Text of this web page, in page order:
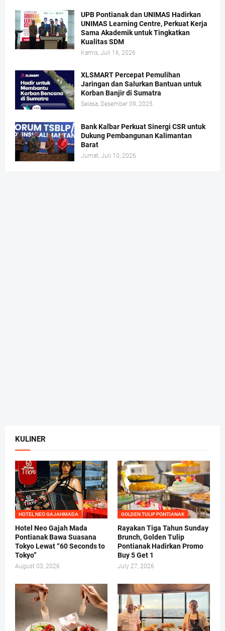
UPB Pontianak dan UNIMAS Hadirkan
UNIMAS Learning Centre, Perkuat Kerja
Sama Akademik untuk Tingkatkan
Kualitas SDM
Kamis, Juli 16, 2026
XLSMART Percepat Pemulihan
Jaringan dan Salurkan Bantuan untuk
Korban Banjir di Sumatra
Selasa, Desember 09, 2025
Bank Kalbar Perkuat Sinergi CSR untuk
Dukung Pembangunan Kalimantan
Barat
Jumat, Juli 10, 2026
KULINER
HOTEL NEO GAJAHMADA
Hotel Neo Gajah Mada
Pontianak Bawa Suasana
Tokyo Lewat “60 Seconds to
Tokyo”
August 03, 2026
GOLDEN TULIP PONTIANAK
Rayakan Tiga Tahun Sunday
Brunch, Golden Tulip
Pontianak Hadirkan Promo
Buy 5 Get 1
July 27, 2026